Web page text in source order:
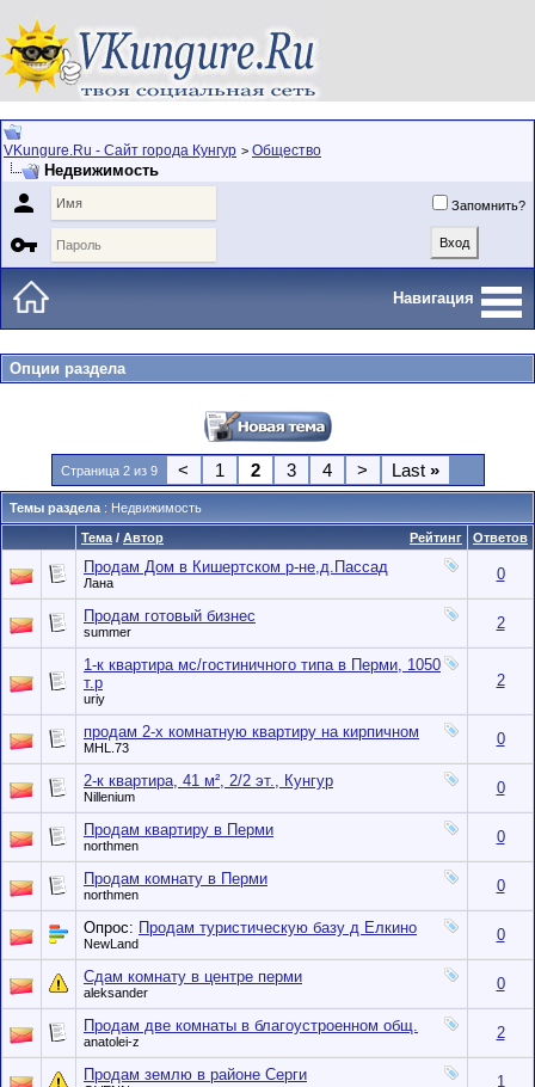
VKungure.Ru - Сайт города Кунгур > Общество
Недвижимость
 Запомнить?

Навигация
Опции раздела
Страница 2 из 9 < 1 2 3 4 > Last »
Темы раздела : Недвижимость
Рейтинг
Тема / Автор Ответов
Продам Дом в Кишертском р-не,д.Пассад
Лана 0
Продам готовый бизнес
summer 2
1-к квартира мс/гостиничного типа в Перми, 1050
т.р
uriy
2
продам 2-х комнатную квартиру на кирпичном
MHL.73 0
2-к квартира, 41 м², 2/2 эт., Кунгур
Nillenium 0
Продам квартиру в Перми
northmen 0
Продам комнату в Перми
northmen 0
Опрос: Продам туристическую базу д Елкино
NewLand 0
Сдам комнату в центре перми
aleksander 0
Продам две комнаты в благоустроенном общ.
anatolei-z 2
Продам землю в районе Серги 1